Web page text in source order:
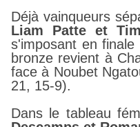
Déjà vainqueurs
Liam Patte et
s'imposant en
bronze revient à
face à Noubet
21, 15-9).
Dans le tableau